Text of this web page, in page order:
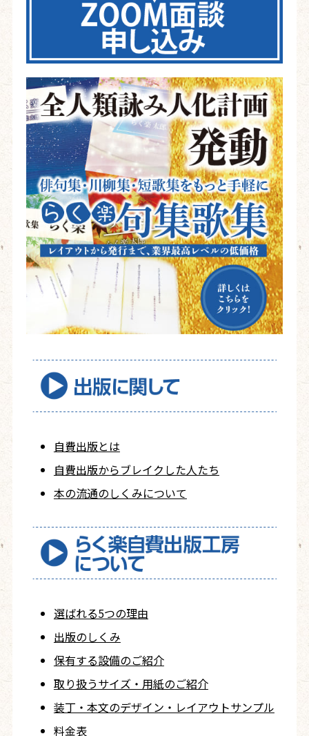
自費出版とは
自費出版からブレイクした人たち
本の流通のしくみについて
選ばれる5つの理由
出版のしくみ
保有する設備のご紹介
取り扱うサイズ・用紙のご紹介
装丁・本文のデザイン・レイアウトサンプル
料金表